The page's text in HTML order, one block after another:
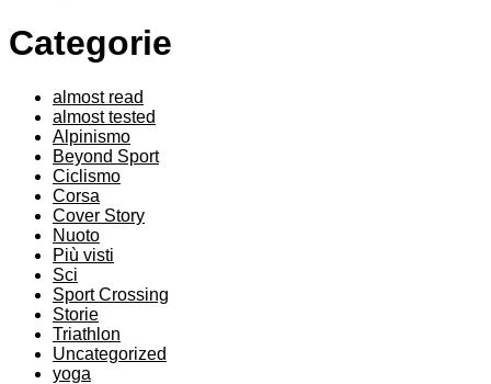
Categorie
almost read
almost tested
Alpinismo
Beyond Sport
Ciclismo
Corsa
Cover Story
Nuoto
Più visti
Sci
Sport Crossing
Storie
Triathlon
Uncategorized
yoga